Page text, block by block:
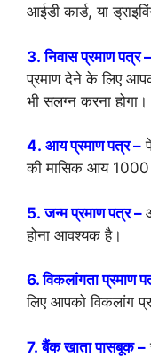
आईडी कार्ड, या
3. निवास प्रमाण पत्र –
प्रमाण देने के लिए
भी सलग्न करना होगा।
4. आय प्रमाण पत्र –
की मासिक आय 1000
5.जन्म प्रमाण पत्र –
होना आवश्यक है।
6. विकलांगता प्रमाण
लिए आपको विकलांग
7. बैंक खाता पासबूक –